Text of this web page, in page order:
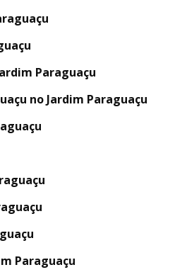
Paraguaçu
no Jardim Paraguaçu
Paraguaçu